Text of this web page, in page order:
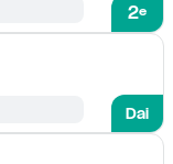
2e
Dai